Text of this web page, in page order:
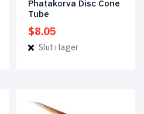
Phatakorva Disc Cone
Tube
$8.05
Slut i lager